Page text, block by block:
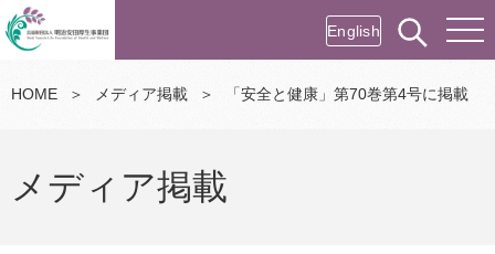
English
HOME ＞ メディア掲載 ＞ 「安全と健康」第70巻第4号に掲載
メディア掲載